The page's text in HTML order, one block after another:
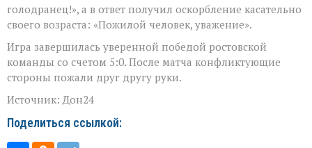
голодранец!», а в ответ получил оскорбление касательно
своего возраста: «Пожилой человек, уважение».
Игра завершилась уверенной победой ростовской
команды со счетом 5:0. После матча конфликтующие
стороны пожали друг другу руки.
Источник: Дон24
Поделиться ссылкой: